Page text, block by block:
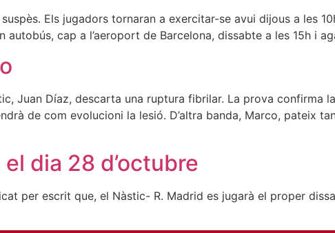
suspès. Els jugadors tornaran a exercitar-se avui dijous a les
autobús, cap a l’aeroport de Barcelona, dissabte a les 15h i
Juan Díaz, descarta una ruptura fibrilar. La prova confirma
de com evolucioni la lesió. D’altra banda, Marco, pateix
dia 28 d’octubre
per escrit que, el Nàstic- R. Madrid es jugarà el proper